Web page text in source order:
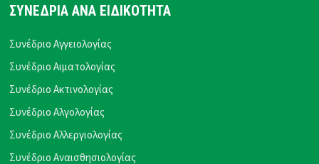
ΣΥΝΕΔΡΙΑ ΑΝΑ ΕΙΔΙΚΟΤΗΤΑ
Συνέδριο Αγγειολογίας
Συνέδριο Αιματολογίας
Συνέδριο Ακτινολογίας
Συνέδριο Αλγολογίας
Συνέδριο Αλλεργιολογίας
Συνέδριο Αναισθησιολογίας